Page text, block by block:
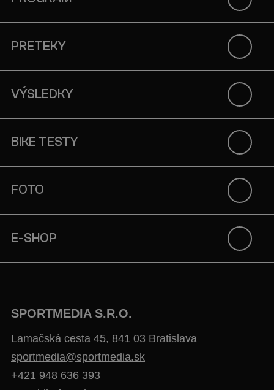
PRETEKY
VÝSLEDKY
BIKE TESTY
FOTO
E-SHOP
SPORTMEDIA S.R.O.
Lamačská cesta 45, 841 03 Bratislava
sportmedia@sportmedia.sk
+421 948 636 393